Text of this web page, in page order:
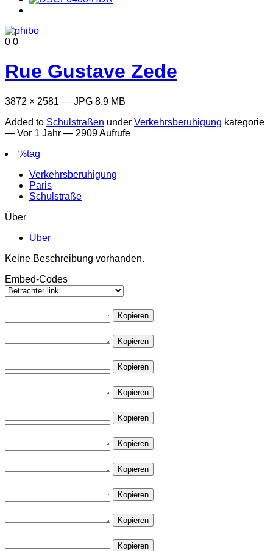
0 0
Rue Gustave Zede
3872 × 2581 — JPG 8.9 MB
Added to Schulstraßen under Verkehrsberuhigung kategorie
— Vor 1 Jahr — 2909 Aufrufe
%tag
Verkehrsberuhigung
Paris
Schulstraße
Über
Über
Keine Beschreibung vorhanden.
Embed-Codes
Kopieren
Kopieren
Kopieren
Kopieren
Kopieren
Kopieren
Kopieren
Kopieren
Kopieren
Kopieren